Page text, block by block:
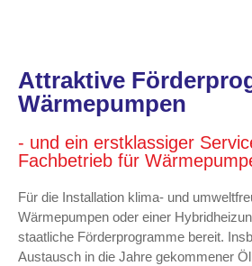
Attraktive
Wärmepumpen
- und ein erstklassiger
Fachbetrieb für
Für die Installation klima- und
Wärmepumpen oder einer
staatliche Förderprogramme bereit.
Austausch in die Jahre gekommener